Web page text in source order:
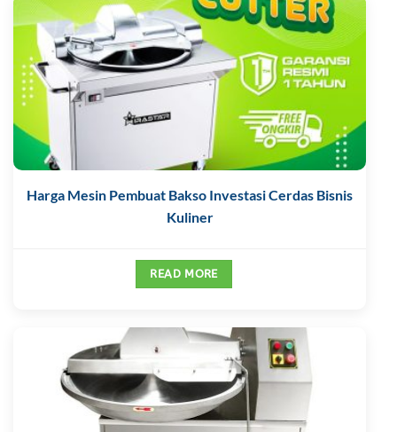
Harga Mesin Pembuat Bakso Investasi Cerdas Bisnis
Kuliner
READ MORE